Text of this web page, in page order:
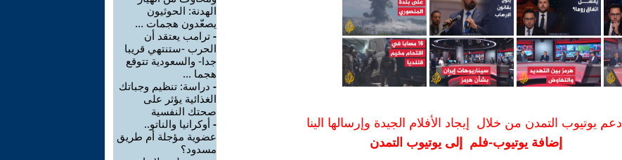
ادعم يوتيوب التمدن من خلال إيجاد الأفلام الجيدة وإرسالها الينا
إضافة يوتيوب-فلم إلى يوتيوب التمدن
الهدنة: الحوثيون
يصعّدون هجمات ...
- ترامب يعتقد أن
الحرب -ستنتهي قريبا
جدا- والسعودية تتوقع
هجما ...
- دراسة: تنظيم وجباتك
الغذائية يؤثر على
صحتك النفسية
- أوكرانيا والناتو..
عضوية مؤجلة أم طريق
مسدود؟